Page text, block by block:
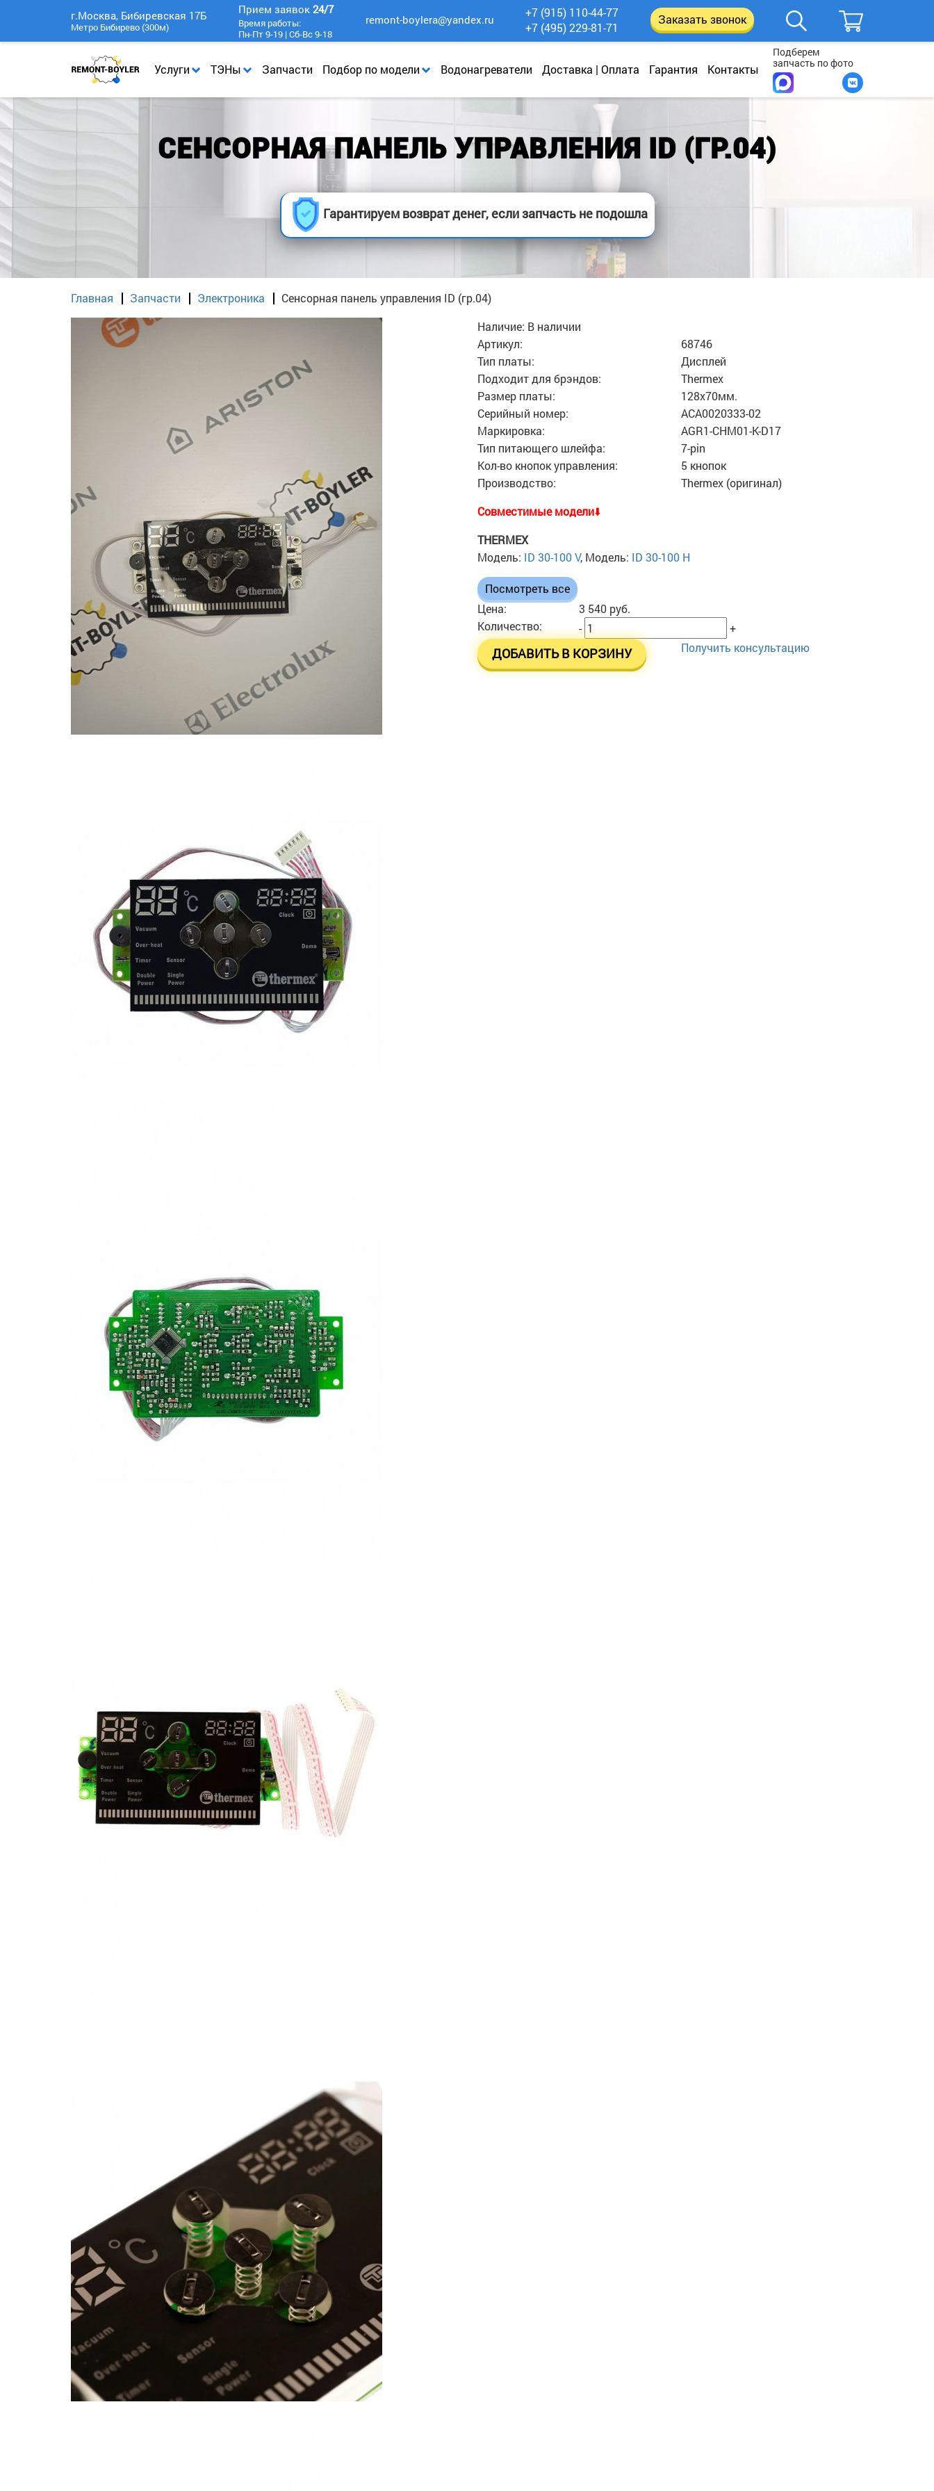
Услуги ТЭНы Запчасти Подбор по модели Водонагреватели Доставка | Оплата Гарантия Контакты
Подберем
запчасть по фото
г.Москва, Бибиревская 17Б
Метро Бибирево (300м)
Прием заявок 24/7
Время работы:
Пн-Пт 9-19 | Сб-Вс 9-18
remont-boylera@yandex.ru
+7 (915) 110-44-77
+7 (495) 229-81-71
Заказать звонок
СЕНСОРНАЯ ПАНЕЛЬ УПРАВЛЕНИЯ ID (ГР.04)
Гарантируем возврат денег, если запчасть не подошла
Главная Запчасти Электроника
Сенсорная панель управления ID (гр.04)
Наличие: В наличии
Артикул:
68746
Тип платы:
Дисплей
Подходит для брэндов:
Thermex
Размер платы:
128х70мм.
Серийный номер:
ACA0020333-02
Маркировка:
AGR1-CHM01-K-D17
Тип питающего шлейфа:
7-pin
Кол-во кнопок управления:
5 кнопок
Производство:
Thermex (оригинал)
Cовместимые модели⬇️
THERMEX
Модель: ID 30-100 V, Модель: ID 30-100 H
Посмотреть все
Цена:
3 540 руб.
Количество:
- +
ДОБАВИТЬ В КОРЗИНУ Получить консультацию